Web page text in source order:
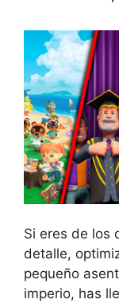
Si eres de los
detalle,
pequeño
imperio, has